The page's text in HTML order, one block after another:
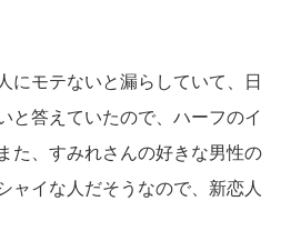
にモテないと漏らしていて、日
と答えていたので、ハーフのイ
た、すみれさんの好きな男性の
ャイな人だそうなので、新恋人